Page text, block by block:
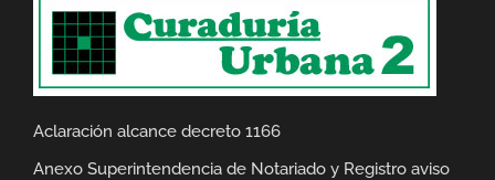
Aclaración alcance decreto 1166
Anexo Superintendencia de Notariado y Registro aviso